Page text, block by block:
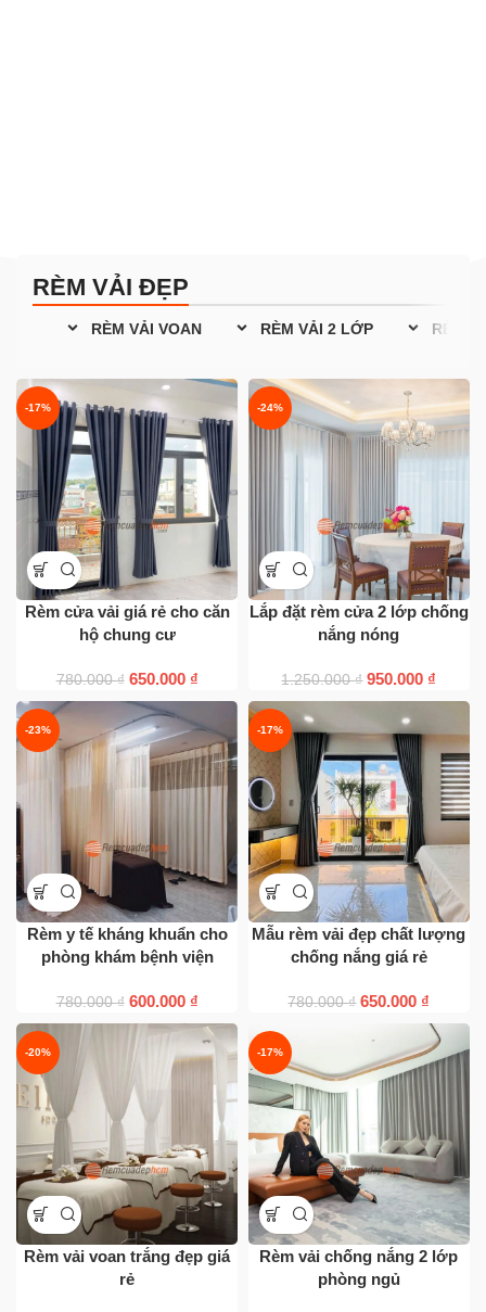
RÈM VẢI ĐẸP
RÈM VẢI VOAN RÈM VẢI 2 LỚP RÈM
-17%
Rèm cửa vải giá rẻ cho căn
hộ chung cư
780.000₫ 650.000 ₫
-24%
Lắp đặt rèm cửa 2 lớp chống
nắng nóng
1.250.000₫ 950.000 ₫
-23%
Rèm y tế kháng khuẩn cho
phòng khám bệnh viện
780.000₫ 600.000 ₫
-17%
Mẫu rèm vải đẹp chất lượng
chống nắng giá rẻ
780.000₫ 650.000 ₫
-20%
Rèm vải voan trắng đẹp giá
rẻ
-17%
Rèm vải chống nắng 2 lớp
phòng ngủ